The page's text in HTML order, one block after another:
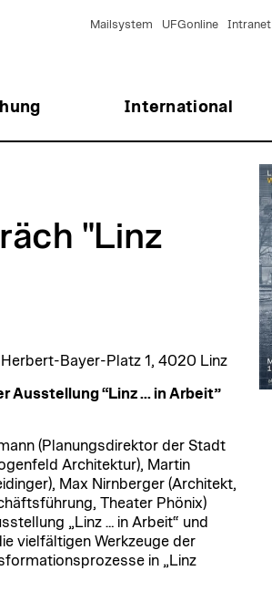
International
Mailsystem UFGonline Intranet
"Linz
Bayer-Platz 1, 4020 Linz
Ausstellung “Linz ... in Arbeit”
(Planungsdirektor der Stadt
Architektur), Martin
Max Nirnberger (Architekt,
Theater Phönix)
„Linz … in Arbeit“ und
vielfältigen Werkzeuge der
in „Linz